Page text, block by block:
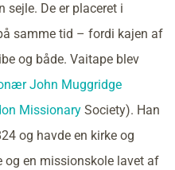
sejle. De er placeret i
samme tid – fordi kajen af
og både. Vaitape blev
John Muggridge
Missionary Society). Han
og havde en kirke og
og en missionskole lavet af